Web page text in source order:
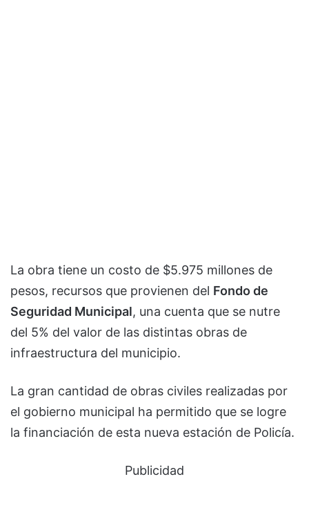
La obra tiene un costo de $5.975 millones de
pesos, recursos que provienen del Fondo de
Seguridad Municipal, una cuenta que se nutre
del 5% del valor de las distintas obras de
infraestructura del municipio.
La gran cantidad de obras civiles realizadas por
el gobierno municipal ha permitido que se logre
la financiación de esta nueva estación de Policía.
Publicidad